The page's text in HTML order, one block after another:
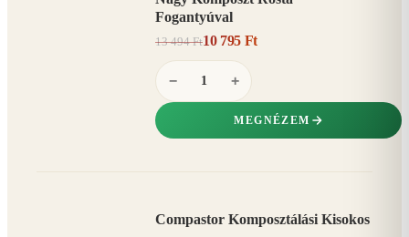
Fogantyúval
13 494 Ft10 795 Ft
− +
MEGNÉZEM
Compastor Komposztálási Kisokos